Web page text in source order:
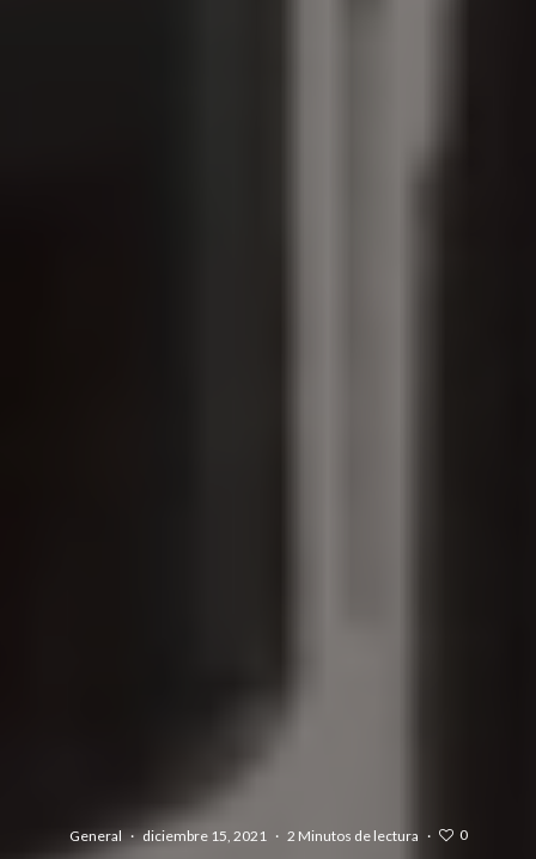
General · diciembre 15, 2021 · 2 Minutos de lectura · 0